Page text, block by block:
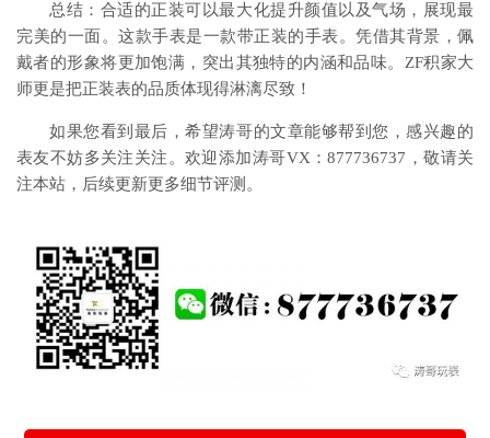
总结：合适的正装可以最大化提升颜值以及气场，展现最
完美的一面。这款手表是一款带正装的手表。凭借其背景，佩
戴者的形象将更加饱满，突出其独特的内涵和品味。ZF积家大
师更是把正装表的品质体现得淋漓尽致！
如果您看到最后，希望涛哥的文章能够帮到您，感兴趣的
表友不妨多关注关注。欢迎添加涛哥VX：877736737，敬请关
注本站，后续更新更多细节评测。